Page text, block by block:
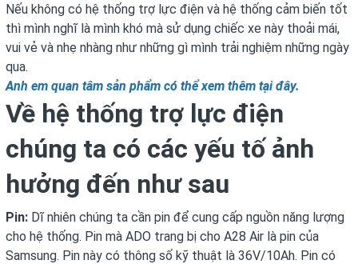
Nếu không có hệ thống trợ lực điện và hệ thống cảm biến tốt
thì mình nghĩ là mình khó mà sử dụng chiếc xe này thoải mái,
vui vẻ và nhẹ nhàng như những gì mình trải nghiệm những ngày
qua.
Anh em quan tâm sản phẩm có thể xem thêm tại đây.
Về hệ thống trợ lực điện
chúng ta có các yếu tố ảnh
hưởng đến như sau
Pin: Dĩ nhiên chúng ta cần pin để cung cấp nguồn năng lượng
cho hệ thống. Pin mà ADO trang bị cho A28 Air là pin của
Samsung. Pin này có thông số kỹ thuật là 36V/10Ah. Pin có